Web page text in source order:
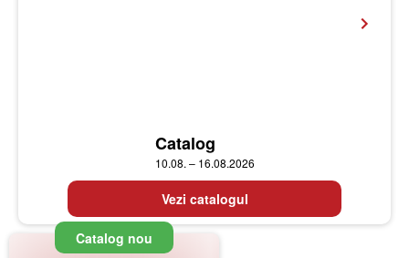
Catalog
10.08. – 16.08.2026
Vezi catalogul
Catalog nou